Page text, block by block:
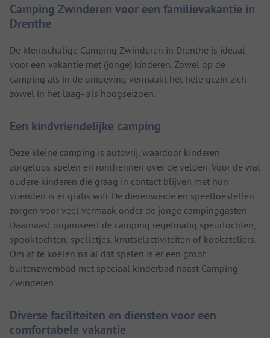
Camping Zwinderen voor een familievakantie in
Drenthe
De kleinschalige Camping Zwinderen in Drenthe is ideaal
voor een vakantie met (jonge) kinderen. Zowel op de
camping als in de omgeving vermaakt het hele gezin zich
zowel in het laag- als hoogseizoen.
Een kindvriendelijke camping
Deze kleine camping is autovrij, waardoor kinderen
zorgeloos spelen en rondrennen over de velden. Voor de wat
oudere kinderen die graag in contact blijven met hun
vrienden is er gratis wifi. De dierenweide en speeltoestellen
zorgen voor veel vermaak onder de jonge campinggasten.
Daarnaast organiseert de camping regelmatig speurtochten,
spooktochten, spelletjes, knutselactiviteiten of kookateliers.
Om af te koelen na al dat spelen is er een groot
buitenzwembad met speciaal kinderbad naast Camping
Zwinderen.
Diverse faciliteiten en diensten voor een
comfortabele vakantie